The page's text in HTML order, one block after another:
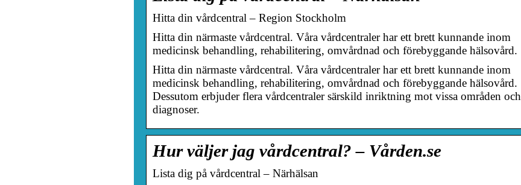
Hitta din vårdcentral – Region Stockholm
Hitta din närmaste vårdcentral. Våra vårdcentraler har ett brett kunnande inom
medicinsk behandling, rehabilitering, omvårdnad och förebyggande hälsovård.
Hitta din närmaste vårdcentral. Våra vårdcentraler har ett brett kunnande inom
medicinsk behandling, rehabilitering, omvårdnad och förebyggande hälsovård.
Dessutom erbjuder flera vårdcentraler särskild inriktning mot vissa områden och
diagnoser.
Hur väljer jag vårdcentral? – Vården.se
Lista dig på vårdcentral – Närhälsan